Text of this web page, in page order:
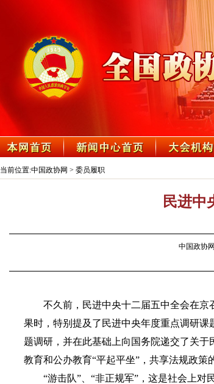
当前位置:中国政协网 > 委员履职
民进中
中国政协
不久前，民进中央十二届五中全会在
果时，特别提及了民进中央年度重点调研
题调研，并在此基础上向国务院递交了关
教育和公办教育“平起平坐”，共享法规政策
“游击队”、“非正规军”，这是社会上